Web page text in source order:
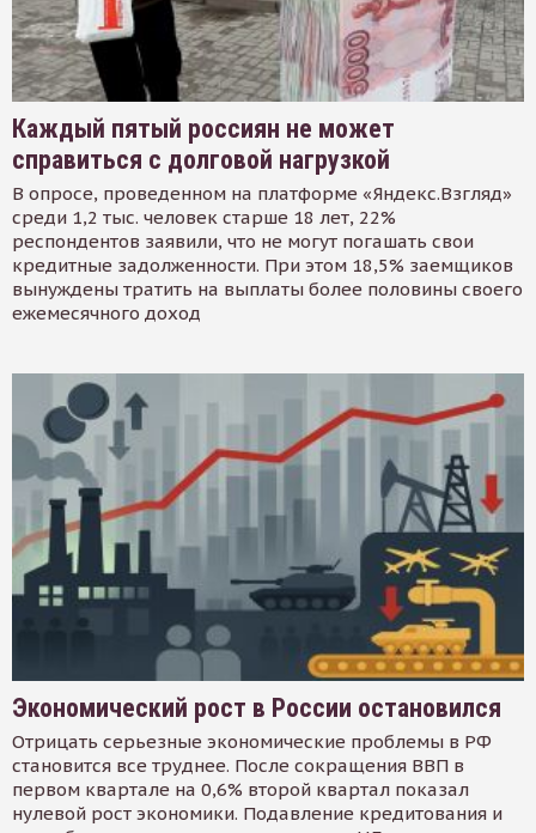
Каждый пятый россиян не может
справиться с долговой нагрузкой
В опросе, проведенном на платформе «Яндекс.Взгляд»
среди 1,2 тыс. человек старше 18 лет, 22%
респондентов заявили, что не могут погашать свои
кредитные задолженности. При этом 18,5% заемщиков
вынуждены тратить на выплаты более половины своего
ежемесячного доход
Экономический рост в России остановился
Отрицать серьезные экономические проблемы в РФ
становится все труднее. После сокращения ВВП в
первом квартале на 0,6% второй квартал показал
нулевой рост экономики. Подавление кредитования и